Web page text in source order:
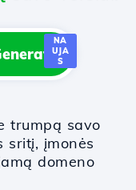
NA
UJA
S
trumpą savo
sritį, įmonės
domeno